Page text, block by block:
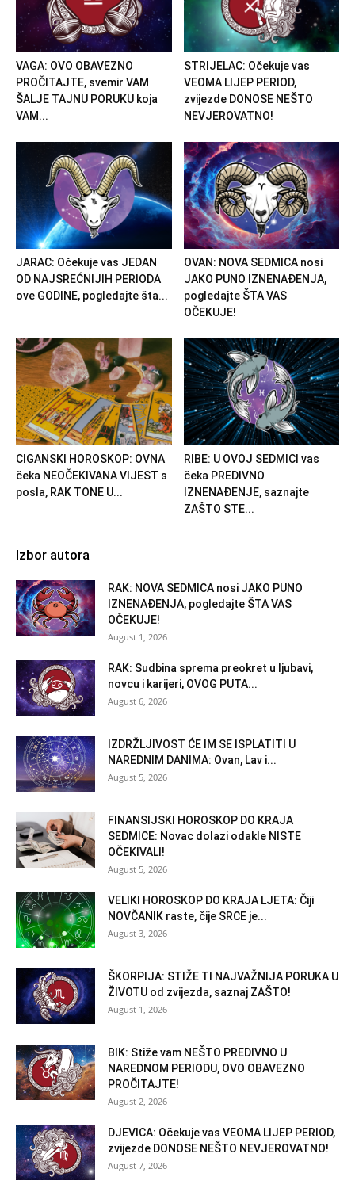
VAGA: OVO OBAVEZNO
PROČITAJTE, svemir VAM
ŠALJE TAJNU PORUKU koja
VAM...
STRIJELAC: Očekuje vas
VEOMA LIJEP PERIOD,
zvijezde DONOSE NEŠTO
NEVJEROVATNO!
JARAC: Očekuje vas JEDAN
OD NAJSREĆNIJIH PERIODA
ove GODINE, pogledajte šta...
OVAN: NOVA SEDMICA nosi
JAKO PUNO IZNENAĐENJA,
pogledajte ŠTA VAS
OČEKUJE!
CIGANSKI HOROSKOP: OVNA
čeka NEOČEKIVANA VIJEST s
posla, RAK TONE U...
RIBE: U OVOJ SEDMICI vas
čeka PREDIVNO
IZNENAĐENJE, saznajte
ZAŠTO STE...
Izbor autora
RAK: NOVA SEDMICA nosi JAKO PUNO
IZNENAĐENJA, pogledajte ŠTA VAS
OČEKUJE!
August 1, 2026
RAK: Sudbina sprema preokret u ljubavi,
novcu i karijeri, OVOG PUTA...
August 6, 2026
IZDRŽLJIVOST ĆE IM SE ISPLATITI U
NAREDNIM DANIMA: Ovan, Lav i...
August 5, 2026
FINANSIJSKI HOROSKOP DO KRAJA
SEDMICE: Novac dolazi odakle NISTE
OČEKIVALI!
August 5, 2026
VELIKI HOROSKOP DO KRAJA LJETA: Čiji
NOVČANIK raste, čije SRCE je...
August 3, 2026
ŠKORPIJA: STIŽE TI NAJVAŽNIJA PORUKA U
ŽIVOTU od zvijezda, saznaj ZAŠTO!
August 1, 2026
BIK: Stiže vam NEŠTO PREDIVNO U
NAREDNOM PERIODU, OVO OBAVEZNO
PROČITAJTE!
August 2, 2026
DJEVICA: Očekuje vas VEOMA LIJEP PERIOD,
zvijezde DONOSE NEŠTO NEVJEROVATNO!
August 7, 2026